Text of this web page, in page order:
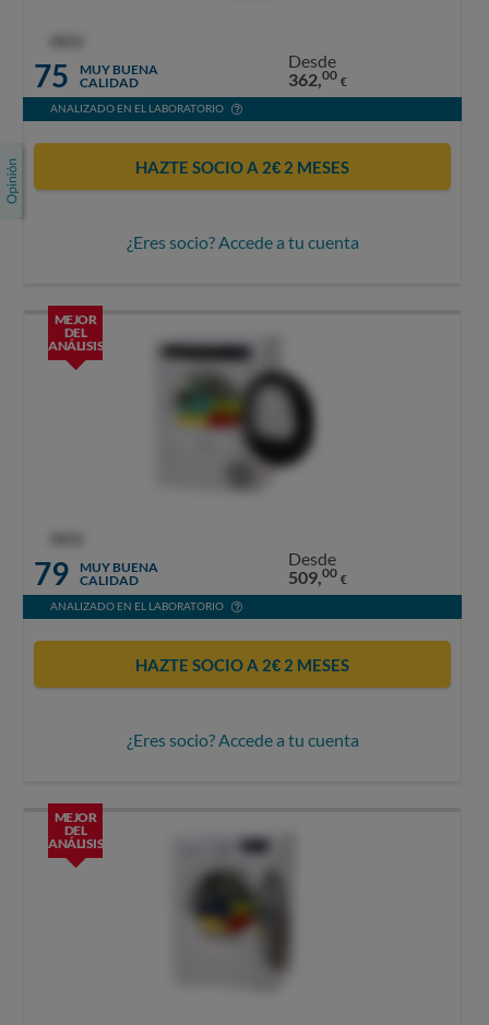
75
MUY BUENA
CALIDAD
Desde
362,00 €
ANALIZADO EN EL LABORATORIO
HAZTE SOCIO A 2€ 2 MESES
¿Eres socio? Accede a tu cuenta
MEJOR
DEL
ANÁLISIS
79
MUY BUENA
CALIDAD
Desde
509,00 €
ANALIZADO EN EL LABORATORIO
HAZTE SOCIO A 2€ 2 MESES
¿Eres socio? Accede a tu cuenta
MEJOR
DEL
ANÁLISIS